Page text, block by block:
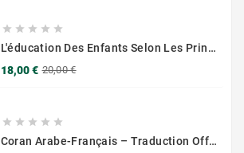
    
L'éducation Des Enfants Selon Les Principes Du Prophète Sws
18,00 € 20,00 €
    
Coran Arabe-Français – Traduction Officielle (14x20 Cm ) – Couverture Daim Luxees Dorées